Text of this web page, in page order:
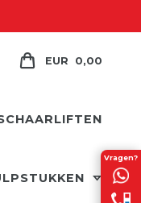
EUR 0,00
Vragen?